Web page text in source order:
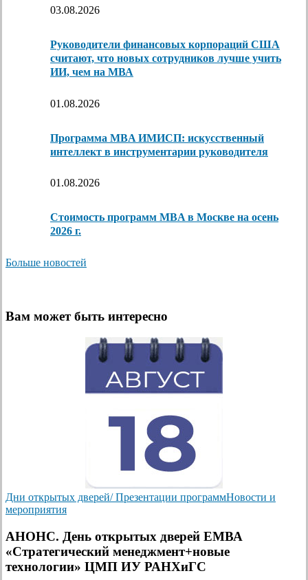
03.08.2026
Руководители финансовых корпораций США
считают, что новых сотрудников лучше учить
ИИ, чем на МВА
01.08.2026
Программа MBA ИМИСП: искусственный
интеллект в инструментарии руководителя
01.08.2026
Стоимость программ MBA в Москве на осень
2026 г.
Больше новостей
Вам может быть интересно
Дни открытых дверей/ Презентации программНовости и
мероприятия
АНОНС. День открытых дверей ЕМВА
«Стратегический менеджмент+новые
технологии» ЦМП ИУ РАНХиГС